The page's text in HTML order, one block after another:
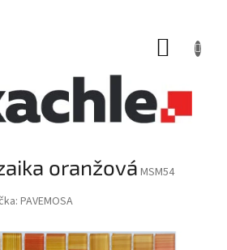
oranžová MSM54
PAVEMOSA